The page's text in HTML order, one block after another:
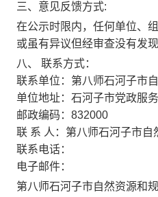
三、意见反馈方式:
在公示时限内，任何单位、
或虽有异议但经审查没有发
八、 联系方式：
联系单位：第八师石河子市
单位地址：石河子市党政服
邮政编码：832000
联 系 人：第八师石河子市
联系电话：
电子邮件：
第八师石河子市自然资源和